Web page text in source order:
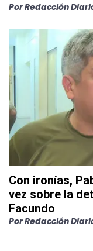
PorRedacción
Con ironías,
vez sobre la
Facundo
PorRedacción